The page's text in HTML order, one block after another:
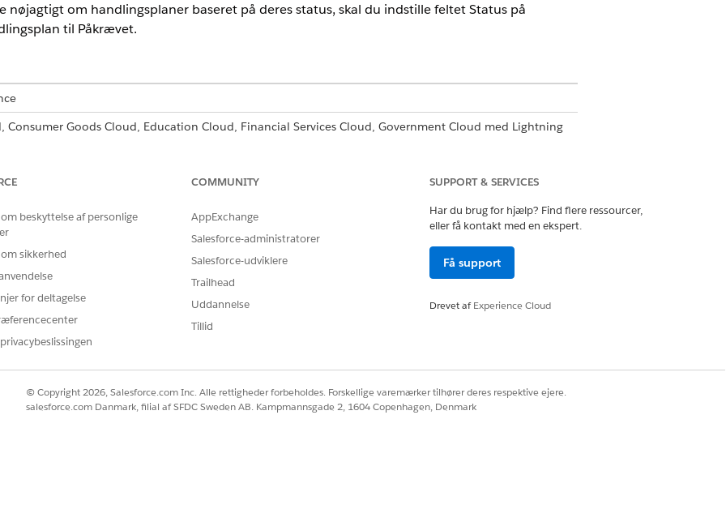
nøjagtigt om handlingsplaner baseret på deres status, skal du indstille feltet Status på
til Påkrævet.
Goods Cloud, Education Cloud, Financial Services Cloud, Government Cloud med Lightning
for handlingsplan
beskyttelse af personlige
sikkerhed
for deltagelse
COMMUNITY
AppExchange
Salesforce-administratorer
Salesforce-udviklere
Trailhead
Uddannelse
Tillid
SUPPORT & SERVICES
Har du brug for hjælp? Find flere ressourcer,
eller få kontakt med en ekspert.
Få support
Drevet afExperience Cloud
© Copyright 2026, Salesforce.com Inc. Alle rettigheder forbeholdes. Forskellige varemærker tilhører deres respektive ejere.
salesforce.com Danmark, filial af SFDC Sweden AB. Kampmannsgade 2, 1604 Copenhagen, Denmark